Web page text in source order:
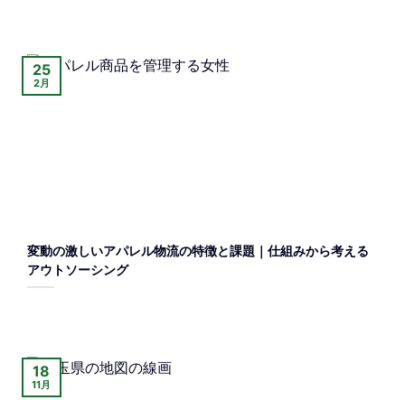
変動の激しいアパレル物流の特徴と課題｜仕組みから考える
アウトソーシング
25
2月
18
11月